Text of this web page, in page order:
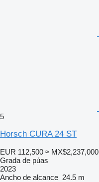
5
Horsch CURA 24 ST
EUR 112,500 ≈ MX$2,237,000
Grada de púas
2023
Ancho de alcance 24.5 m